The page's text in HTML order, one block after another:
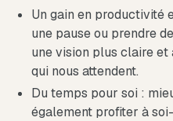
Un gain en productivité
une pause ou prendre
une vision plus claire et
qui nous attendent.
Du temps pour soi :
également profiter à